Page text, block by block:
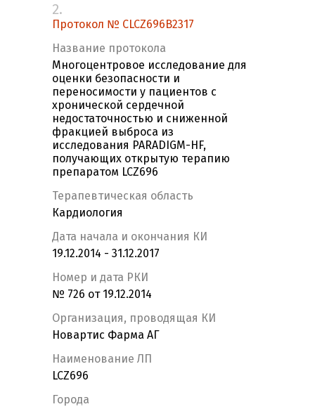
2.
Протокол № CLCZ696B2317
Название протокола
Многоцентровое исследование для
оценки безопасности и
переносимости у пациентов с
хронической сердечной
недостаточностью и сниженной
фракцией выброса из
исследования PARADIGM-HF,
получающих открытую терапию
препаратом LCZ696
Терапевтическая область
Кардиология
Дата начала и окончания КИ
19.12.2014 - 31.12.2017
Номер и дата РКИ
№ 726 от 19.12.2014
Организация, проводящая КИ
Новартис Фарма АГ
Наименование ЛП
LCZ696
Города